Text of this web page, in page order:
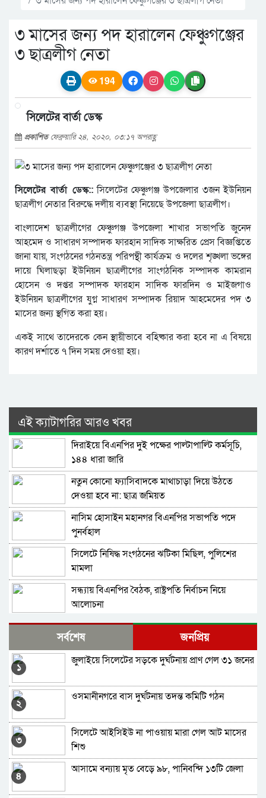
৩ মাসের জন্য পদ হারালেন ফেঞ্চুগঞ্জের
৩ ছাত্রলীগ নেতা
194
সিলেটের বার্তা ডেস্ক
প্রকাশিতফেব্রুয়ারি ২৪, ২০২০, ০৩:১৭ অপরাহ্ণ
সিলেটের বার্তা ডেস্ক::সিলেটের ফেঞ্চুগঞ্জ উপজেলার ৩জন ইউনিয়ন
ছাত্রলীগ নেতার বিরুদ্ধে দলীয় ব্যবস্থা নিয়েছে উপজেলা ছাত্রলীগ।
বাংলাদেশ ছাত্রলীগের ফেঞ্চুগঞ্জ উপজেলা শাখার সভাপতি জুনেদ
আহমেদ ও সাধারণ সম্পাদক ফারহান সাদিক সাক্ষরিত প্রেস বিজ্ঞপ্তিতে
জানা যায়, সংগঠনের গঠনতন্ত্র পরিপন্থী কার্যক্রম ও দলের শৃঙ্খলা ভঙ্গের
দায়ে ঘিলাছড়া ইউনিয়ন ছাত্রলীগের সাংগঠনিক সম্পাদক কামরান
হোসেন ও দপ্তর সম্পাদক ফারহান সাদিক ফারদিন ও মাইজগাও
ইউনিয়ন ছাত্রলীগের যুগ্ন সাধারণ সম্পাদক রিয়াদ আহমেদের পদ ৩
মাসের জন্য স্থগিত করা হয়।
একই সাথে তাদেরকে কেন স্থায়ীভাবে বহিষ্কার করা হবে না এ বিষয়ে
কারণ দর্শাতে ৭ দিন সময় দেওয়া হয়।
এই ক্যাটাগরির আরও খবর
দিরাইয়ে বিএনপির দুই পক্ষের পাল্টাপাল্টি কর্মসূচি,
১৪৪ ধারা জারি
নতুন কোনো ফ্যাসিবাদকে মাথাচাড়া দিয়ে উঠতে
দেওয়া হবে না: ছাত্র জমিয়ত
নাসিম হোসাইন মহানগর বিএনপির সভাপতি পদে
পুনর্বহাল
সিলেটে নিষিদ্ধ সংগঠনের ঝটিকা মিছিল, পুলিশের
মামলা
সন্ধ্যায় বিএনপির বৈঠক, রাষ্ট্রপতি নির্বাচন নিয়ে
আলোচনা
শেখ হাসিনা ভুলের কাফফারা দিয়েছেন, তারেক
রহমানকেও দিতে হবে: পাটোয়ারী
৬ মাসে প্রাণ গেল বিএনপির ৩৮ নেতাকর্মীর
তারেক রহমান রাজনৈতিক সংস্কৃতিকে অপসংস্কৃতির
পাটওয়ারী আবারও আবোল তাবোল বকা শুরু করেছে
: রাশেদ খাঁন
শেখ হাসিনা ভারতে বসে রাজনীতি করতে পারবেন না
সর্বশেষ জনপ্রিয়
১
জুলাইয়ে সিলেটের সড়কে দুর্ঘটনায় প্রাণ গেল ৩১ জনের
২
ওসমানীনগরে বাস দুর্ঘটনায় তদন্ত কমিটি গঠন
৩
সিলেটে আইসিইউ না পাওয়ায় মারা গেল আট মাসের
শিশু
৪
আসামে বন্যায় মৃত বেড়ে ৯৮, পানিবন্দি ১৩টি জেলা